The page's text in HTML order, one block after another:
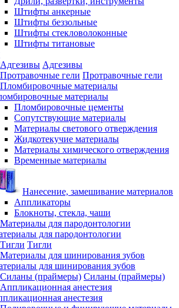
Штифты анкерные
Штифты беззольные
Штифты стекловолоконные
Штифты титановые
Адгезивы
Протравочные гели
материалы
Пломбировочные цементы
Сопутствующие материалы
Материалы светового отверждения
Жидкотекучие материалы
Материалы химического отверждения
Временные материалы
Нанесение, замешивание материалов
Аппликаторы
Блокноты, стекла, чаши
для пародонтологии
Тигли
для шинирования зубов
Силаны (праймеры)
анестезия